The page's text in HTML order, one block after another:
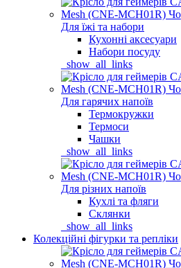
Для їжі та набори
Кухонні аксесуари
Набори посуду
_show_all_links
Для гарячих напоїв
Термокружки
Термоси
Чашки
_show_all_links
Для різних напоїв
Кухлі та фляги
Склянки
_show_all_links
Колекційні фігурки та репліки